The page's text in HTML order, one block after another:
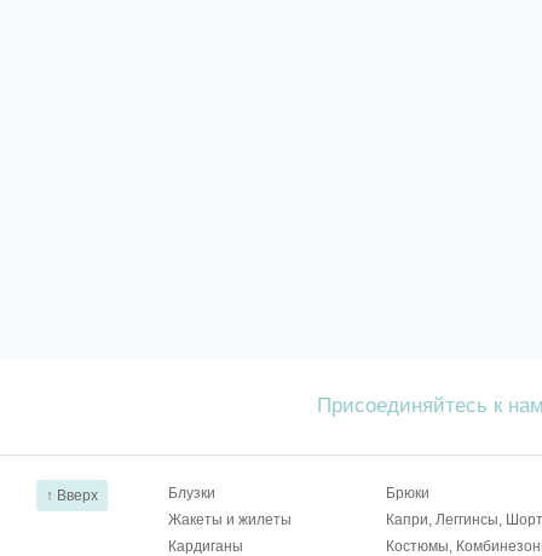
Присоединяйтесь к
↑ Вверх Блузки
Брюки
Жакеты и жилеты
Капри, Леггинсы,
Кардиганы
Костюмы,